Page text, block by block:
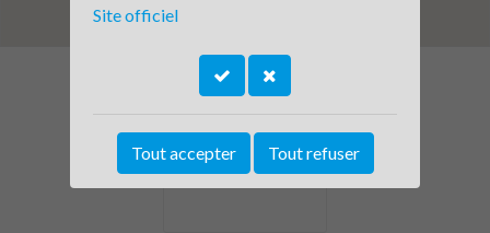
Site officiel
Tout accepter Tout refuser